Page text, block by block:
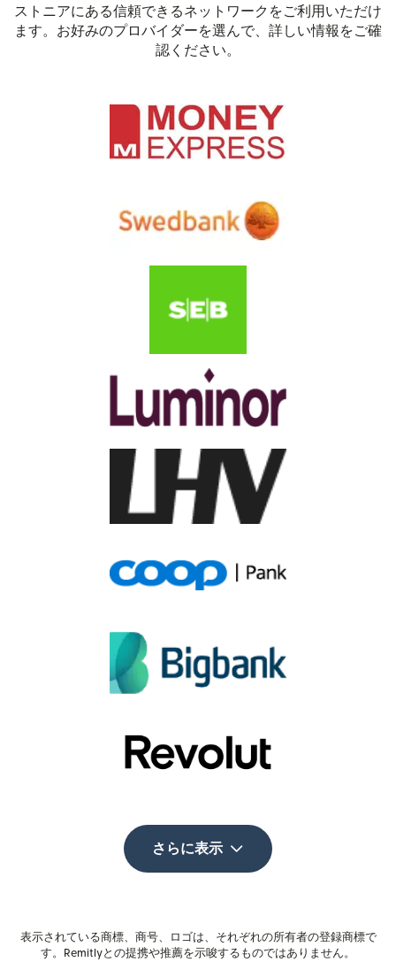
ストニアにある信頼できるネットワークをご利用いただけ
ます。お好みのプロバイダーを選んで、詳しい情報をご確
認ください。
さらに表示
表示されている商標、商号、ロゴは、それぞれの所有者の登録商標で
す。Remitlyとの提携や推薦を示唆するものではありません。